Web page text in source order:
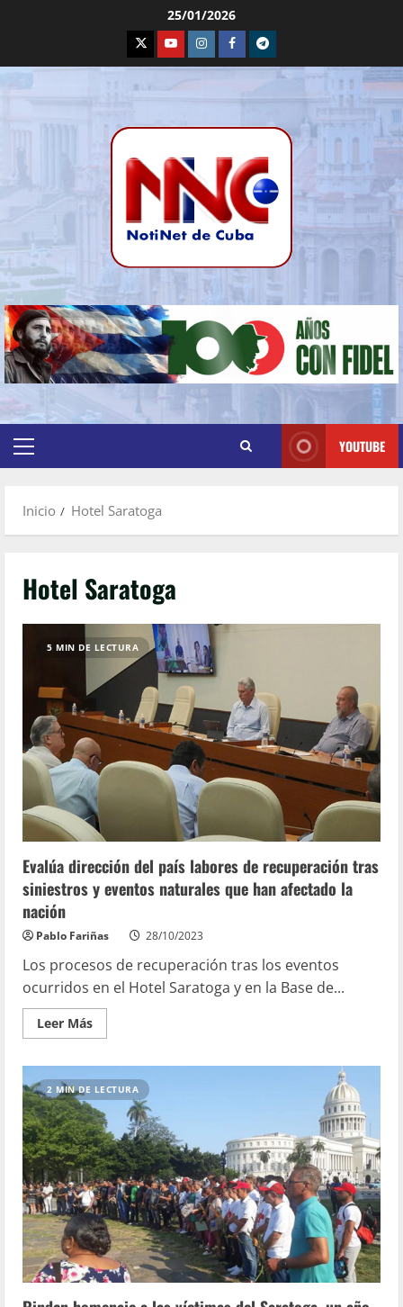
25/01/2026
YOUTUBE
Inicio Hotel Saratoga
Hotel Saratoga
5 MIN DE LECTURA
Evalúa dirección del país labores de recuperación tras
siniestros y eventos naturales que han afectado la
nación
Pablo Fariñas 28/10/2023
Los procesos de recuperación tras los eventos
ocurridos en el Hotel Saratoga y en la Base de...
Leer Más
2 MIN DE LECTURA